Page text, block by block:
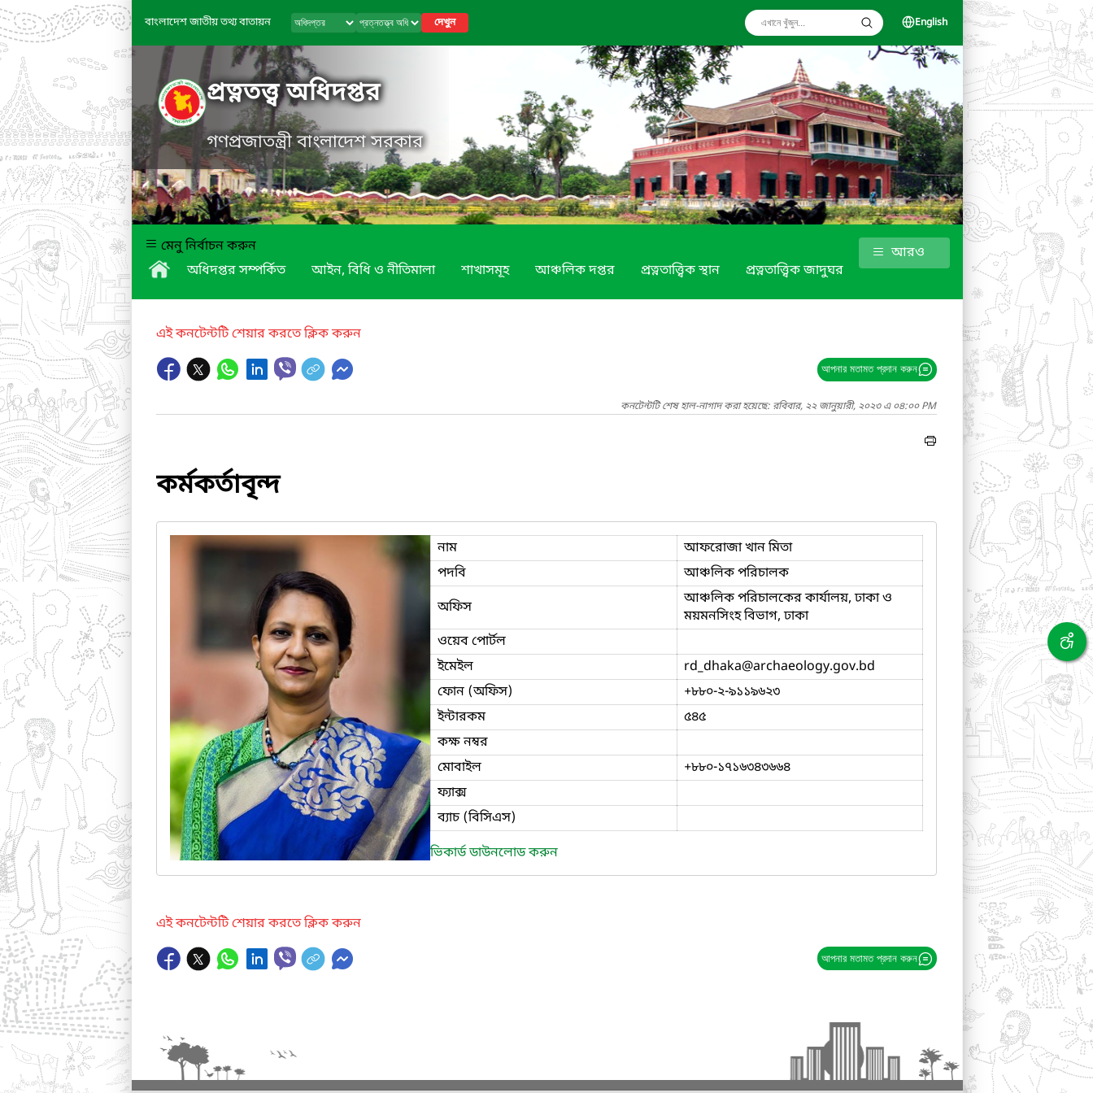
বাংলাদেশ জাতীয় তথ্য বাতায়ন দেখুন English
প্রত্নতত্ত্ব অধিদপ্তর
গণপ্রজাতন্ত্রী বাংলাদেশ সরকার
মেনু নির্বাচন করুন
অধিদপ্তর সম্পর্কিত
আইন, বিধি ও নীতিমালা শাখাসমূহ আঞ্চলিক দপ্তর প্রত্নতাত্ত্বিক স্থান প্রত্নতাত্ত্বিক জাদুঘর
আরও
এই কনটেন্টটি শেয়ার করতে ক্লিক করুন
আপনার মতামত প্রদান করুন
কনটেন্টটি শেষ হাল-নাগাদ করা হয়েছে: রবিবার, ২২ জানুয়ারী, ২০২৩ এ ০৪:০০ PM
কর্মকর্তাবৃন্দ
নাম
আফরোজা খান মিতা
পদবি
আঞ্চলিক পরিচালক
অফিস
আঞ্চলিক পরিচালকের কার্যালয়, ঢাকা ও
ময়মনসিংহ বিভাগ, ঢাকা
ওয়েব পোর্টল
ইমেইল
rd_dhaka@archaeology.gov.bd
ফোন (অফিস)
+৮৮০-২-৯১১৯৬২৩
ইন্টারকম
৫৪৫
কক্ষ নম্বর
মোবাইল
+৮৮০-১৭১৬৩৪৩৬৬৪
ফ্যাক্স
ব্যাচ (বিসিএস)
ভিকার্ড ডাউনলোড করুন
এই কনটেন্টটি শেয়ার করতে ক্লিক করুন
আপনার মতামত প্রদান করুন